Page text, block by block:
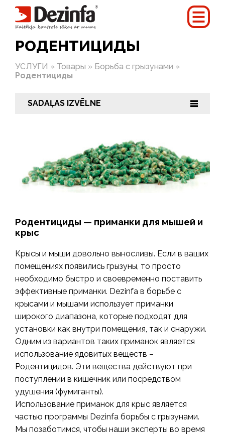
РОДЕНТИЦИДЫ
УСЛУГИ » Товары » Борьба с грызунами »
Родентициды
SADAĻAS IZVĒLNE |||
Родентициды — приманки для мышей и
крыс
Крысы и мыши довольно выносливы. Если в ваших
помещениях появились грызуны, то просто
необходимо быстро и своевременно поставить
эффективные приманки. Dezinfa в борьбе с
крысами и мышами использует приманки
широкого диапазона, которые подходят для
установки как внутри помещения, так и снаружи.
Одним из вариантов таких приманок является
использование ядовитых веществ –
Родентицидов. Эти вещества действуют при
поступлении в кишечник или посредством
удушения (фумиганты).
Использование приманок для крыс является
частью программы Dezinfa борьбы с грызунами.
Мы позаботимся, чтобы наши эксперты во время